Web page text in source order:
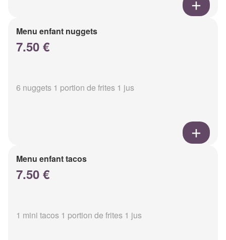
Menu enfant nuggets
7.50 €
6 nuggets 1 portion de frites 1 jus
Menu enfant tacos
7.50 €
1 mini tacos 1 portion de frites 1 jus